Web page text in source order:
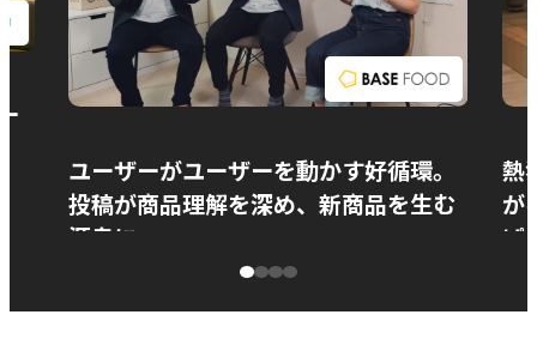
ユーザーがユーザーを動かす好循環。
投稿が商品理解を深め、新商品を生む
源泉に
熱
が
ぱ